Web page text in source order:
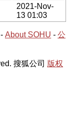
2021-Nov-
13 01:03
- About SOHU - 公
搜狐公司 版权